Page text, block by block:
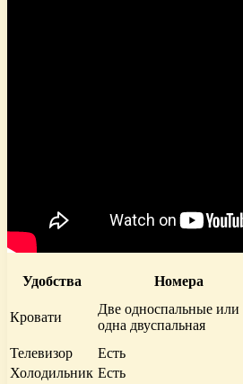
Удобства Номера
Кровати
Две односпальные или
одна двуспальная
Телевизор
Есть
Холодильник Есть